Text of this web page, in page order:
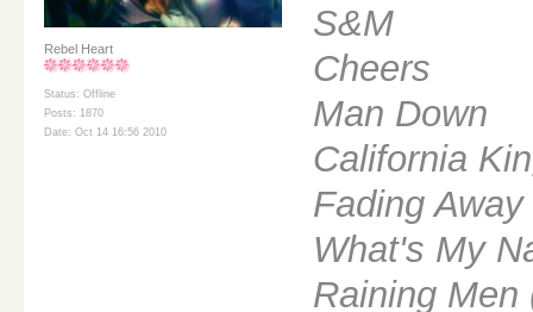
Rebel Heart
Status: Offline
Posts: 1870
Date: Oct 14 16:56 2010
S&M
Cheers
Man Down
California
Fading Away
What's My
Raining Men